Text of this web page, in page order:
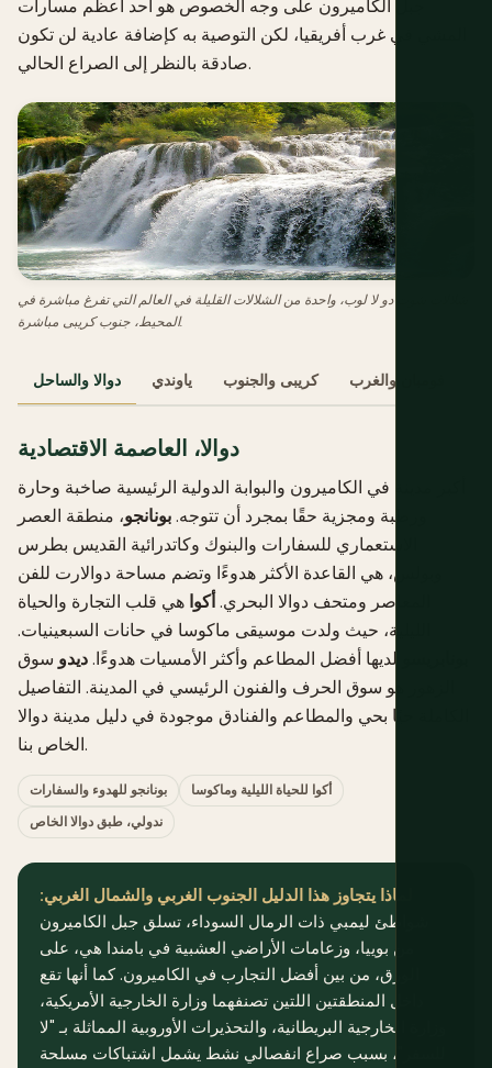
جبل الكاميرون على وجه الخصوص هو أحد أعظم مسارات
المشي في غرب أفريقيا، لكن التوصية به كإضافة عادية لن تكون
صادقة بالنظر إلى الصراع الحالي.
شلالات شوت دو لا لوب، واحدة من الشلالات القليلة في العالم التي تفرغ مباشرة في
المحيط، جنوب كريبى مباشرة.
دوالا والساحل ياوندي كريبى والجنوب فومبان والغرب
دوالا، العاصمة الاقتصادية
أكبر مدينة في الكاميرون والبوابة الدولية الرئيسية صاخبة وحارة
ورطبة ومجزية حقًا بمجرد أن تتوجه.بونانجو، منطقة العصر
الاستعماري للسفارات والبنوك وكاتدرائية القديس بطرس
وبولس، هي القاعدة الأكثر هدوءًا وتضم مساحة دوالارت للفن
المعاصر ومتحف دوالا البحري. أكوا هي قلب التجارة والحياة
الليلية، حيث ولدت موسيقى ماكوسا في حانات السبعينيات.
لديها أفضل المطاعم وأكثر الأمسيات هدوءًا.ديدو سوق
الزهور هو سوق الحرف والفنون الرئيسي في المدينة. التفاصيل
الكاملة حيًا بحي والمطاعم والفنادق موجودة في دليل مدينة دوالا
الخاص بنا.
بونانجو للهدوء والسفارات
أكوا للحياة الليلية وماكوسا
ندولي، طبق دوالا الخاص
لماذا يتجاوز هذا الدليل الجنوب الغربي والشمال الغربي:
شواطئ ليمبي ذات الرمال السوداء، تسلق جبل الكاميرون
من بوييا، وزعامات الأراضي العشبية في بامندا هي، على
الورق، من بين أفضل التجارب في الكاميرون. كما أنها تقع
داخل المنطقتين اللتين تصنفهما وزارة الخارجية الأمريكية،
وزارة الخارجية البريطانية، والتحذيرات الأوروبية المماثلة بـ "لا
للسفر"، بسبب صراع انفصالي نشط يشمل اشتباكات مسلحة